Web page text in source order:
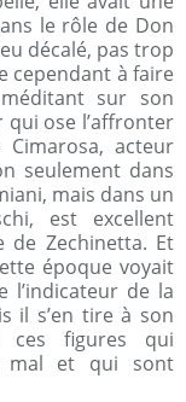
le rôle de Don
décalé, pas trop
cependant à faire
sur son
ose l’affronter
Cimarosa, acteur
seulement dans
mais dans un
est excellent
Zechinetta. Et
époque voyait
l’indicateur de la
il s’en tire à son
figures qui
mal et qui sont